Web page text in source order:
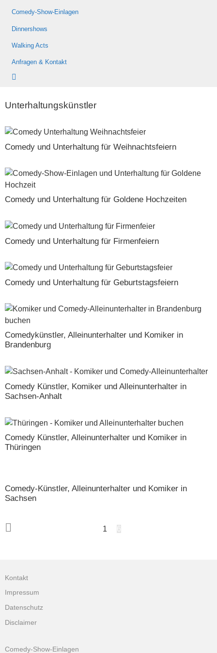
Comedy-Show-Einlagen
Dinnershows
Walking Acts
Anfragen & Kontakt
Unterhaltungskünstler
Comedy und Unterhaltung für Weihnachtsfeiern
Comedy und Unterhaltung für Goldene Hochzeiten
Comedy und Unterhaltung für Firmenfeiern
Comedy und Unterhaltung für Geburtstagsfeiern
Comedykünstler, Alleinunterhalter und Komiker in
Brandenburg
Comedy Künstler, Komiker und Alleinunterhalter in
Sachsen-Anhalt
Comedy Künstler, Alleinunterhalter und Komiker in
Thüringen
Comedy-Künstler, Alleinunterhalter und Komiker in
Sachsen
1 6
Kontakt
Impressum
Datenschutz
Disclaimer
Comedy-Show-Einlagen